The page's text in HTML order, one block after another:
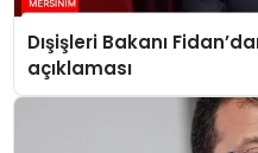
Dışişleri Bakanı
açıklaması